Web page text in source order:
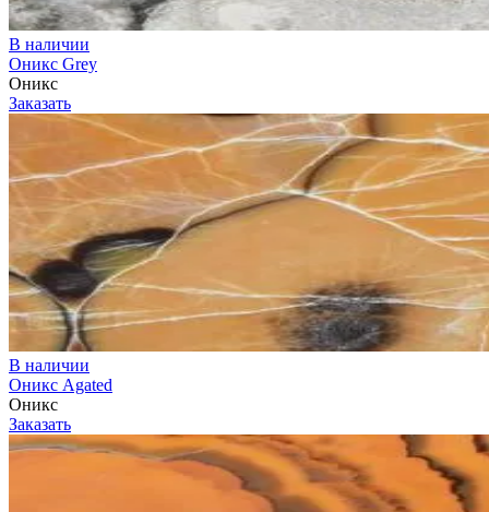
В наличии
Оникс Grey
Оникс
Заказать
В наличии
Оникс Agated
Оникс
Заказать